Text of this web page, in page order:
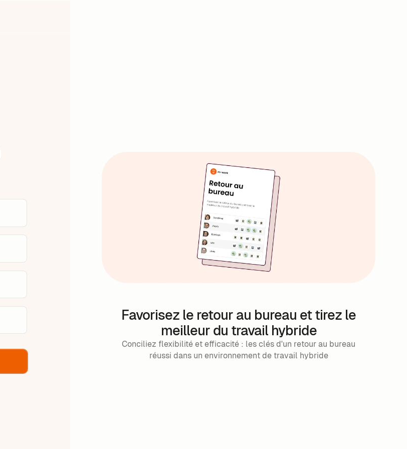
Favorisez le retour au bureau et tirez le
meilleur du travail hybride
Conciliez flexibilité et efficacité : les clés d'un retour au bureau
réussi dans un environnement de travail hybride